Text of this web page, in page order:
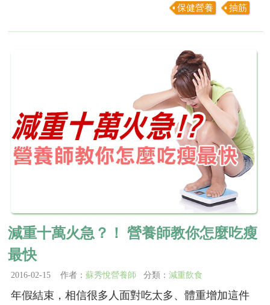
保健營養 抽筋
減重十萬火急？！ 營養師教你怎麼吃瘦
最快
2016-02-15 作者： 蘇秀悅營養師 分類： 減重飲食
年假結束，相信很多人面對吃太多、體重增加這件